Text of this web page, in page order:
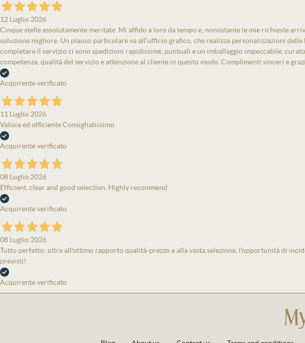
12 Luglio 2026
Cinque stelle assolutamente meritate. Mi affido a loro da tempo e, nonostante le mie richieste
soluzione migliore. Un plauso particolare va all’ufficio grafico, che realizza personalizzazioni
completare il servizio ci sono spedizioni rapidissime, puntuali e un imballaggio impeccabile,
competenza, qualità del servizio e attenzione al cliente in questo modo. Complimenti sinceri e
Acquirente verificato
11 Luglio 2026
Veloce ed efficiente Consigliatissimo
Acquirente verificato
08 Luglio 2026
Efficient, clear and good selection. Highly recommend
Acquirente verificato
08 Luglio 2026
Tutto perfetto: oltre all'ottimo rapporto qualità-prezzo e alla vasta selezione, l'opportunità di
previsti!
Acquirente verificato